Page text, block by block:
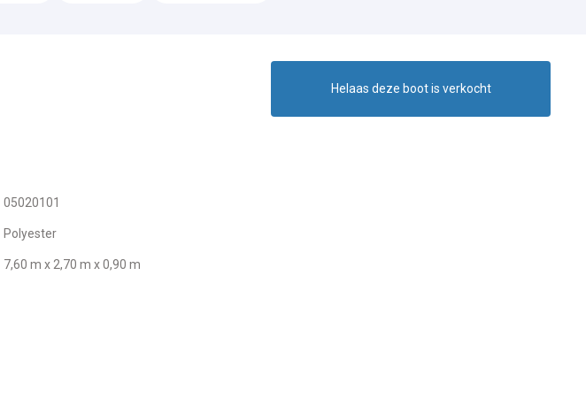
05020101
Polyester
7,60 m x 2,70 m x 0,90 m
Helaas deze boot is verkocht